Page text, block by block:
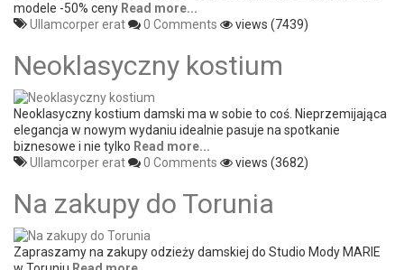
modele -50% ceny Read more...
Ullamcorper erat
0 Comments views (7439)
Neoklasyczny kostium
Neoklasyczny kostium damski ma w sobie to coś. Nieprzemijająca
elegancja w nowym wydaniu idealnie pasuje na spotkanie
biznesowe i nie tylko Read more...
Ullamcorper erat
0 Comments views (3682)
Na zakupy do Torunia
Zapraszamy na zakupy odzieży damskiej do Studio Mody MARIE